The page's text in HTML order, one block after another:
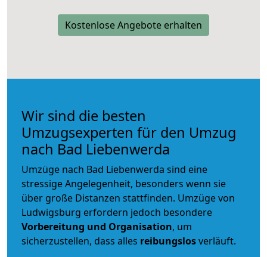
Kostenlose Angebote erhalten
Wir sind die besten
Umzugsexperten für den Umzug
nach Bad Liebenwerda
Umzüge nach Bad Liebenwerda sind eine
stressige Angelegenheit, besonders wenn sie
über große Distanzen stattfinden. Umzüge von
Ludwigsburg erfordern jedoch besondere
Vorbereitung und Organisation, um
sicherzustellen, dass alles reibungslosverläuft.